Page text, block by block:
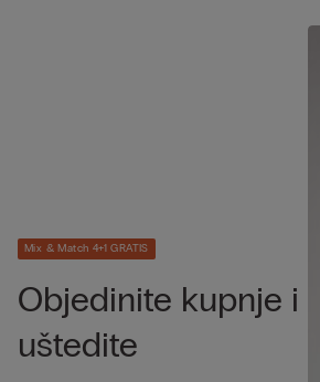
Mix & Match 4+1 GRATIS
Objedinite kupnje i
uštedite